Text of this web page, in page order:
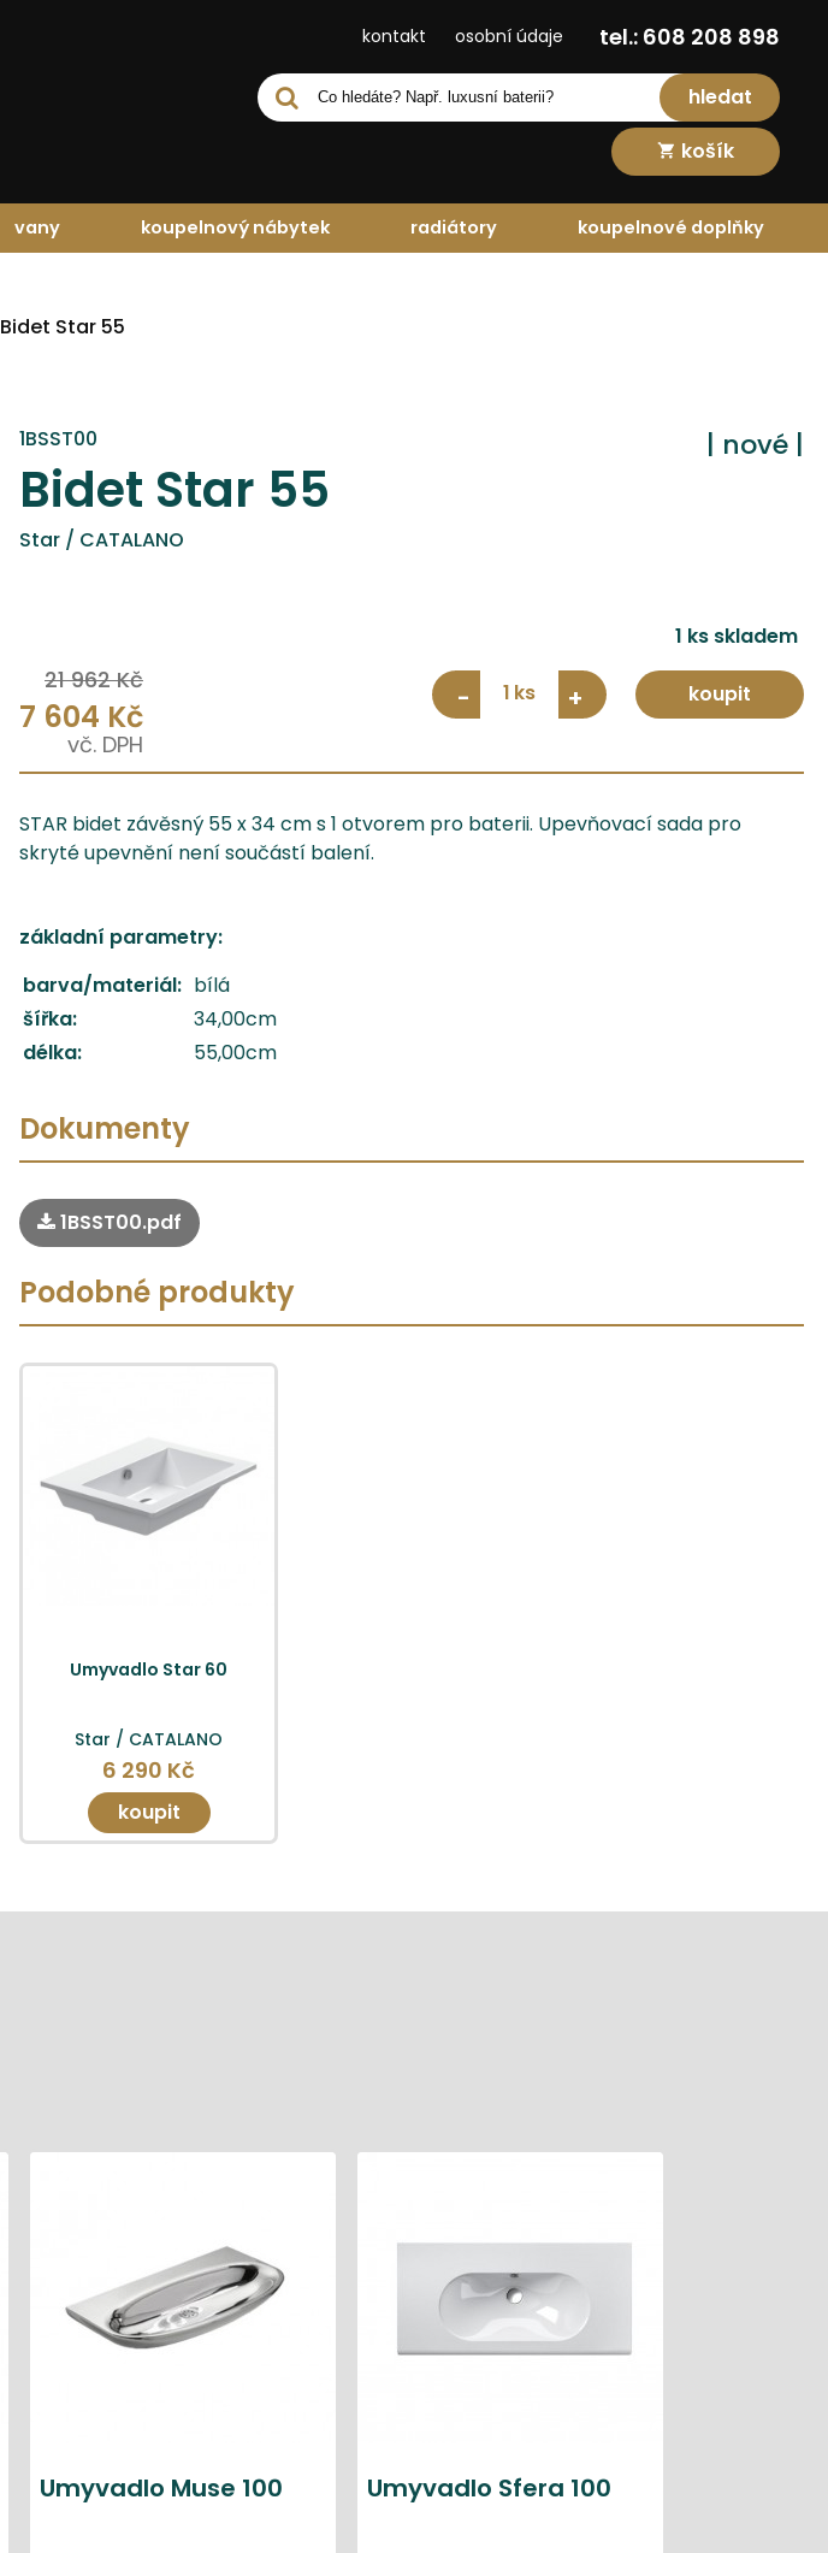
tel.: 608 208 898
kontakt osobní údaje
hledat
košík
vany koupelnový nábytek radiátory koupelnové doplňky
Bidet Star 55
| nové |
1BSST00
Bidet Star 55
Star / CATALANO
21 962 Kč
7 604 Kč
1 ks skladem
- 1 + koupit
STAR bidet závěsný 55 x 34 cm s 1 otvorem pro baterii. Upevňovací sada pro
skryté upevnění není součástí balení.
základní parametry:
barva/materiál: bílá
šířka:
34,00cm
délka:
55,00cm
Dokumenty
1BSST00.pdf
Podobné produkty
Umyvadlo Star 60
Star / CATALANO
6 290 Kč
koupit
Umyvadlo Muse 100 Umyvadlo Sfera 100